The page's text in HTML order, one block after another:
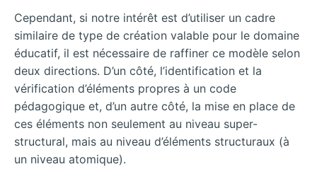
Cependant, si notre intérêt est d’utiliser un cadre
similaire de type de création valable pour le domaine
éducatif, il est nécessaire de raffiner ce modèle selon
deux directions. D’un côté, l’identification et la
vérification d’éléments propres à un code
pédagogique et, d’un autre côté, la mise en place de
ces éléments non seulement au niveau super-
structural, mais au niveau d’éléments structuraux (à
un niveau atomique).